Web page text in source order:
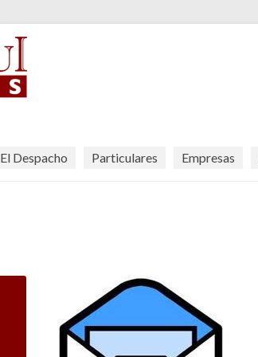
El Despacho Particulares Empresas